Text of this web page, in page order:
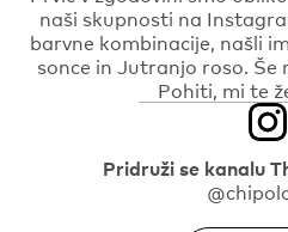
naši skupnosti na
barvne kombinacije, našli
sonce in Jutranjo roso. Še
Pohiti, mi te
Pridruži se kanalu